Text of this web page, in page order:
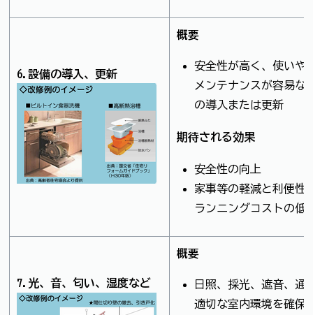
6.設備の導入、更新
概要
安全性が高く、使いや
メンテナンスが容易な
の導入または更新
期待される効果
安全性の向上
家事等の軽減と利便性
ランニングコストの低
7.光、音、匂い、湿度など
概要
日照、採光、遮音、通
適切な室内環境を確保